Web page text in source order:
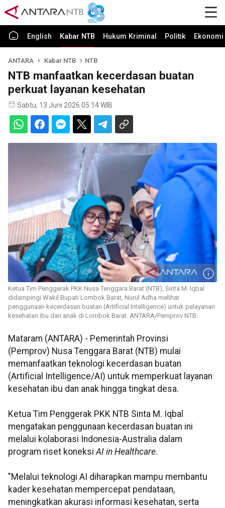
English Kabar NTB Hukum Kriminal Politik
ANTARA Kabar NTB NTB
NTB manfaatkan kecerdasan buatan
perkuat layanan kesehatan
Sabtu, 13 Juni 2026 05:14 WIB
Ketua Tim Penggerak PKK Nusa Tenggara Barat (NTB), Sinta M. Iqbal
didampingi Wakil Bupati Lombok Barat, Nurul Adha melihat
penggunaan kecerdasan buatan (Artificial Intelligence) untuk pelayanan
kesehatan ibu dan anak di Lombok Barat. ANTARA/Pemprov NTB.
Mataram (ANTARA) - Pemerintah Provinsi
(Pemprov) Nusa Tenggara Barat (NTB) mulai
memanfaatkan teknologi kecerdasan buatan
(Artificial Intelligence/AI) untuk memperkuat layanan
kesehatan ibu dan anak hingga tingkat desa.
Ketua Tim Penggerak PKK NTB Sinta M. Iqbal
mengatakan penggunaan kecerdasan buatan ini
melalui kolaborasi Indonesia-Australia dalam
program riset koneksiAI in Healthcare.
"Melalui teknologi AI diharapkan mampu membantu
kader kesehatan mempercepat pendataan,
meningkatkan akurasi informasi kesehatan, serta